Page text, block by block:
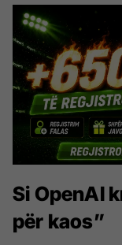
Si OpenAI
për kaos”